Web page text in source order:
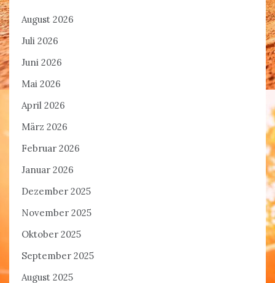
August 2026
Juli 2026
Juni 2026
Mai 2026
April 2026
März 2026
Februar 2026
Januar 2026
Dezember 2025
November 2025
Oktober 2025
September 2025
August 2025